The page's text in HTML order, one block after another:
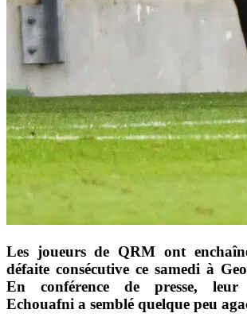
Les joueurs de QRM ont
défaite consécutive ce samedi à
En conférence de presse,
Echouafni a semblé quelque peu